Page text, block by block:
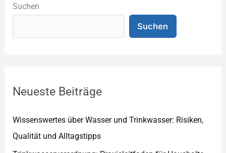
Suchen
Suchen
Neueste Beiträge
Wissenswertes über Wasser und Trinkwasser: Risiken,
Qualität und Alltagstipps
a
e
r
e
n